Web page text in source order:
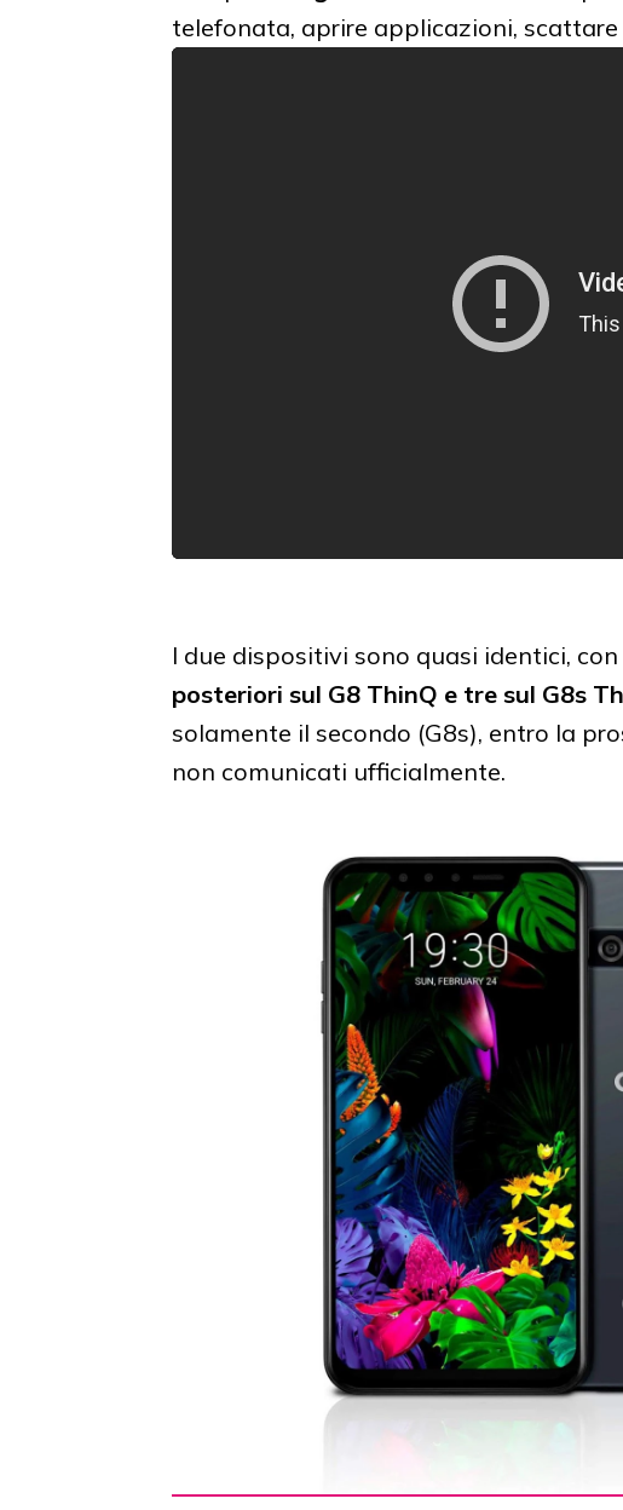
telefonata, aprire applicazioni,
I due dispositivi sono quasi identici,
posteriori sul G8 ThinQ e tre sul G8s
solamente il secondo (G8s), entro la
non comunicati ufficialmente.